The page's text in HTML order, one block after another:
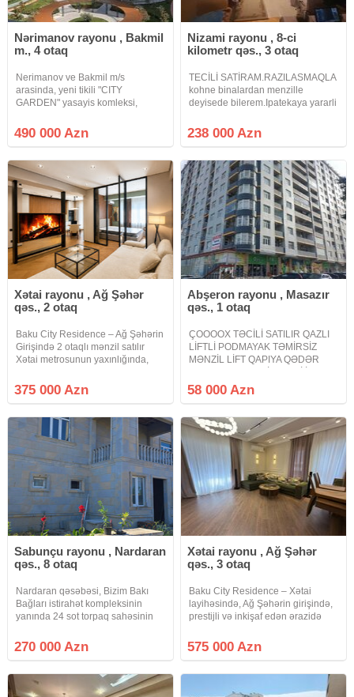
Nərimanov rayonu , Bakmil
m., 4 otaq
Nerimanov ve Bakmil m/s
arasinda, yeni tikili "CITY
GARDEN" yasayis komleksi,
umumi sahesi 128 kv m olan
qanuni 4 otaqli menzil satilir.
sanuzel, su,
490 000 Azn
Nizami rayonu , 8-ci
kilometr qəs., 3 otaq
TECİLİ SATİRAM.RAZILASMAQLA
kohne binalardan menzille
deyisede bilerem.Ipatekaya yararli
yani 16/2-de orta blokda umumi
sahesi 126.2 kv m.olan 3 otaqli
238 000 Azn
Xətai rayonu , Ağ Şəhər
qəs., 2 otaq
Baku City Residence – Ağ Şəhərin
Girişində 2 otaqlı mənzil satılır
Xətai metrosunun yaxınlığında,
yanında yerləşən və Ağ Şəhər
layihəsinə daxil olan prestijli Baku
375 000 Azn
Abşeron rayonu , Masazır
qəs., 1 otaq
ÇOOOOX TƏCİLİ SATILIR QAZLI
LİFTLİ PODMAYAK TƏMİRSİZ
MƏNZİL LİFT QAPIYA QƏDƏR
TİKİLƏN QƏSR YAŞAYIŞ
KOMPLEKSİNDƏ. Masazırın ən
keyfiyyətli ideal tikilən Qəsr
58 000 Azn
Sabunçu rayonu , Nardaran
qəs., 8 otaq
Nardaran qəsəbəsi, Bizim Bakı
Bağları istirahət kompleksinin
yanında 24 sot torpaq sahəsinin
sahəsi 324 m²-dir. 1-ci mərtəbə
162 m² Koridor, Foye 2 otaq
270 000 Azn
Xətai rayonu , Ağ Şəhər
qəs., 3 otaq
Baku City Residence – Xətai
layihəsində, Ağ Şəhərin girişində,
prestijli və inkişaf edən ərazidə
satışdadır. Ümumi sahə: 128 m²
Otaq sayı: 3 Təmir: Premium
575 000 Azn